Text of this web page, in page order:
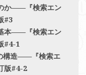
か――『検索エン
#3
本――『検索エン
#4-1
構造――『検索エ
版#4-2